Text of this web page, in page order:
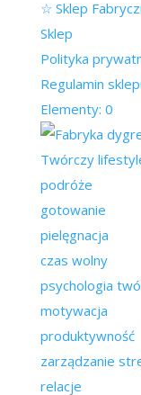
☆ Sklep
Sklep
Polityka
Regulamin
Elementy: 0
Twórczy
podróże
gotowanie
pielęgnacja
czas wolny
psychologia
motywacja
produktywność
zarządzanie
relacje